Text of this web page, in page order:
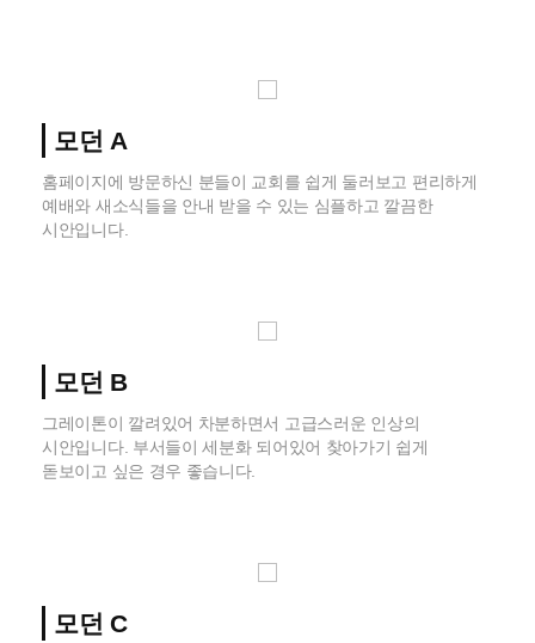
모던 A
홈페이지에 방문하신 분들이 교회를 쉽게 둘러보고 편리하게
예배와 새소식들을 안내 받을 수 있는 심플하고 깔끔한
시안입니다.
모던 B
그레이톤이 깔려있어 차분하면서 고급스러운 인상의
시안입니다. 부서들이 세분화 되어있어 찾아가기 쉽게
돋보이고 싶은 경우 좋습니다.
모던 C